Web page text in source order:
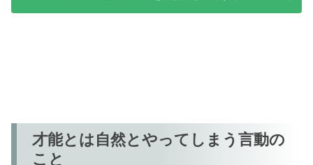
才能とは自然とやってしまう言動の
こと